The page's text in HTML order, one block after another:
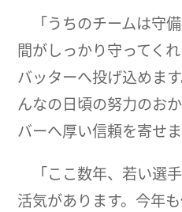
「うちのチームは守
間がしっかり守ってく
バッターへ投げ込めま
んなの日頃の努力のお
バーへ厚い信頼を寄せま
「ここ数年、若い選
活気があります。今年